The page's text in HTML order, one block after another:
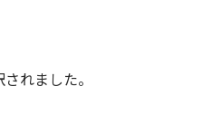
れました。